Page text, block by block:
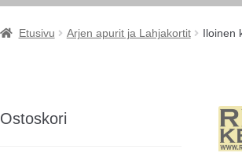
Etusivu Arjen apurit ja Lahjakortit Iloinen
Ostoskori